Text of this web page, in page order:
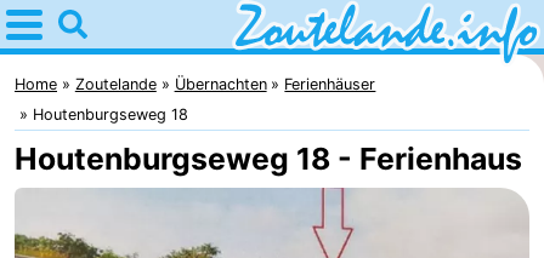
Home
Zoutelande
Tipps
Für
kindern
Webcam
Home Zoutelande Übernachten
Ferienhäuser
Houtenburgseweg 18
Houtenburgseweg 18 - Ferienhaus